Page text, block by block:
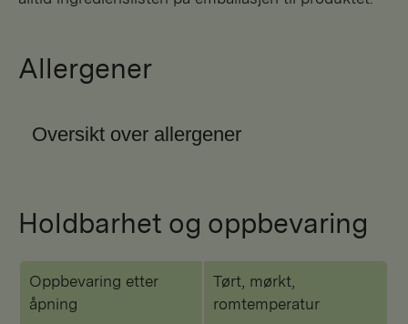
Allergener
Oversikt over allergener
Holdbarhet og oppbevaring
Oppbevaring etter
åpning
Tørt, mørkt,
romtemperatur